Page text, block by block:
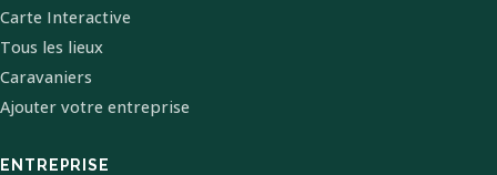
Carte Interactive
Tous les lieux
Caravaniers
Ajouter votre entreprise
ENTREPRISE